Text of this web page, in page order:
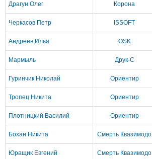
Драгун Олег Корона
Черкасов Петр ISSOFT
Андреев Илья OSK
Мармыль Друк-С
Гуринчик Николай Ориентир
Тропец Никита Ориентир
Плотницкий Василий Ориентир
Бохан Никита Смерть Квазимодо
Юращик Евгений Смерть Квазимодо